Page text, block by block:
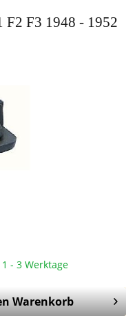
F2 F3 1948 - 1952
- 3 Werktage
Warenkorb